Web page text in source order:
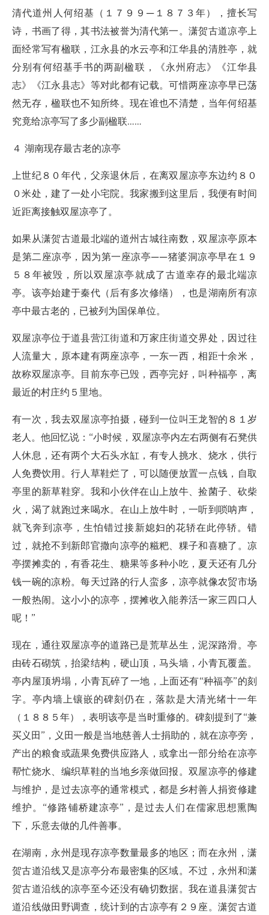
清代道州人何绍基（１７９９—１８７３年），擅长写
诗，书画了得，其书法被誉为清代第一。潇贺古道凉亭上
面经常写有楹联，江永县的水云亭和江华县的清胜亭，就
分别有何绍基手书的两副楹联，《永州府志》《江华县
志》《江永县志》等对此都有记载。可惜两座凉亭早已荡
然无存，楹联也不知所终。现在谁也不清楚，当年何绍基
究竟给凉亭写了多少副楹联……
４ 湖南现存最古老的凉亭
上世纪８０年代，父亲退休后，在离双屋凉亭东边约８０
０米处，建了一处小宅院。我家搬到这里后，我便有时间
近距离接触双屋凉亭了。
如果从潇贺古道最北端的道州古城往南数，双屋凉亭原本
是第二座凉亭，因为第一座凉亭——猪婆洞凉亭早在１９
５８年被毁，所以双屋凉亭就成了古道幸存的最北端凉
亭。该亭始建于秦代（后有多次修缮），也是湖南所有凉
亭中最古老的，已被列为国保单位。
双屋凉亭位于道县营江街道和万家庄街道交界处，因过往
人流量大，原本建有两座凉亭，一东一西，相距十余米，
故称双屋凉亭。目前东亭已毁，西亭完好，叫种福亭，离
最近的村庄约５里地。
有一次，我去双屋凉亭拍摄，碰到一位叫王龙智的８１岁
老人。他回忆说：“小时候，双屋凉亭内左右两侧有石凳供
人休息，还有两个大石头水缸，有专人挑水、烧水，供行
人免费饮用。行人草鞋烂了，可以随便放置一点钱，自取
亭里的新草鞋穿。我和小伙伴在山上放牛、捡菌子、砍柴
火，渴了就跑过来喝水。在山上放牛时，一听到唢呐声，
就飞奔到凉亭，生怕错过接新媳妇的花轿在此停轿。错
过，就抢不到新郎官撒向凉亭的糍粑、粿子和喜糖了。凉
亭摆摊卖的，有香花生、糖果等多种小吃，夏天还有几分
钱一碗的凉粉。每天过路的行人蛮多，凉亭就像农贸市场
一般热闹。这小小的凉亭，摆摊收入能养活一家三四口人
呢！”
现在，通往双屋凉亭的道路已是荒草丛生，泥深路滑。亭
由砖石砌筑，抬梁结构，硬山顶，马头墙，小青瓦覆盖。
亭内屋顶坍塌，小青瓦碎了一地，上面还有“种福亭”的刻
字。亭内墙上镶嵌的碑刻仍在，落款是大清光绪十一年
（１８８５年），表明该亭是当时重修的。碑刻提到了“兼
买义田”，义田一般是当地慈善人士捐助的，就在凉亭旁，
产出的粮食或蔬果免费供应路人，或拿出一部分给在凉亭
帮忙烧水、编织草鞋的当地乡亲做回报。双屋凉亭的修建
与维护，是过去凉亭的通常模式，都是乡村善人捐资修建
维护。“修路铺桥建凉亭”，是过去人们在儒家思想熏陶
下，乐意去做的几件善事。
在湖南，永州是现存凉亭数量最多的地区；而在永州，潇
贺古道沿线又是凉亭分布最密集的区域。不过，永州和潇
贺古道沿线的凉亭至今还没有确切数据。我在道县潇贺古
道沿线做田野调查，统计到的古凉亭有２９座。潇贺古道